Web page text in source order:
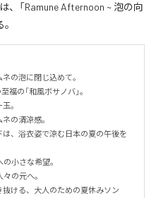
「Ramune Afternoon ~ 泡の向
の泡に閉じ込めて。
の「和風ボサノバ」。
。
の清涼感。
、浴衣姿で涼む日本の夏の午後を
の小さな希望。
の元へ。
ける、大人のための夏休みソン